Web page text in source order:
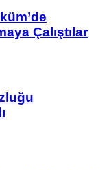
Çalıştılar